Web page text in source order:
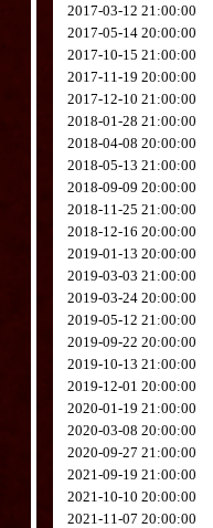
2017-03-12 21:00:00
2017-05-14 20:00:00
2017-10-15 21:00:00
2017-11-19 20:00:00
2017-12-10 21:00:00
2018-01-28 21:00:00
2018-04-08 20:00:00
2018-05-13 21:00:00
2018-09-09 20:00:00
2018-11-25 21:00:00
2018-12-16 20:00:00
2019-01-13 20:00:00
2019-03-03 21:00:00
2019-03-24 20:00:00
2019-05-12 21:00:00
2019-09-22 20:00:00
2019-10-13 21:00:00
2019-12-01 20:00:00
2020-01-19 21:00:00
2020-03-08 20:00:00
2020-09-27 21:00:00
2021-09-19 21:00:00
2021-10-10 20:00:00
2021-11-07 20:00:00